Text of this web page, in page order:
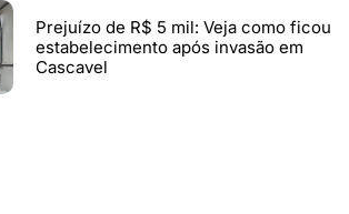
Prejuízo de R$ 5 mil: Veja como ficou
estabelecimento após invasão em
Cascavel